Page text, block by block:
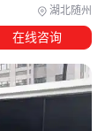
湖北随州
在线咨询